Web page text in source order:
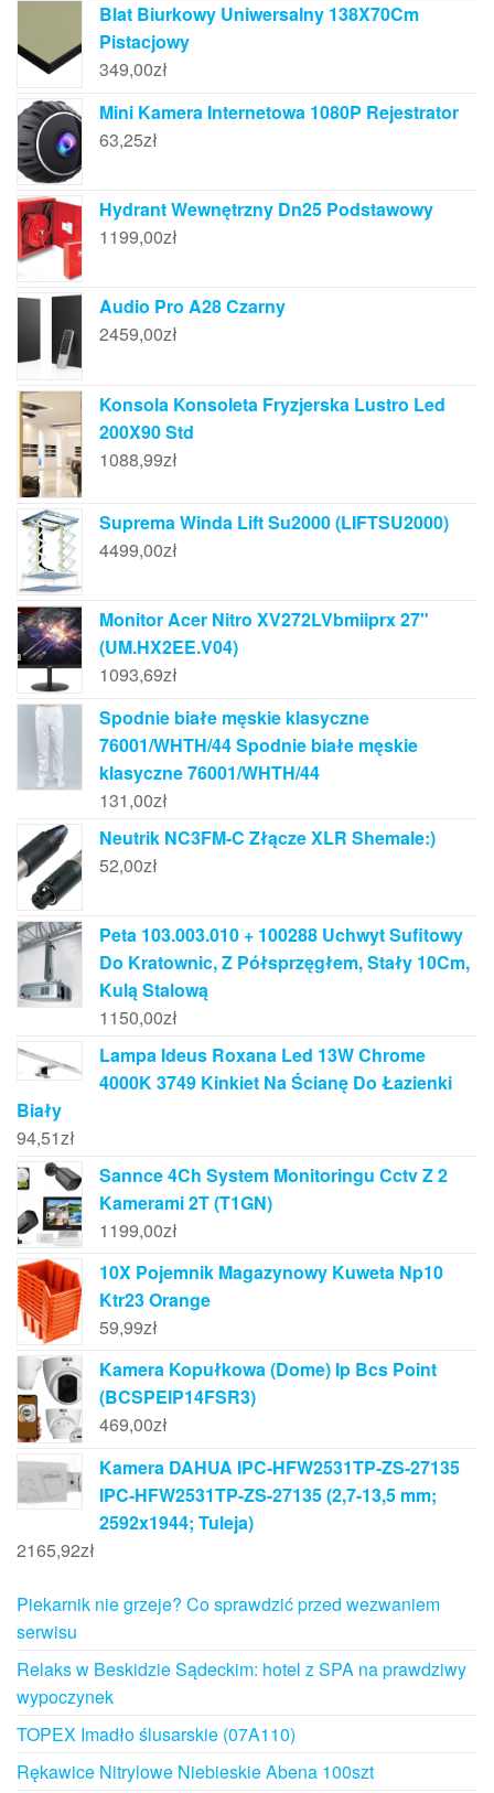
Blat Biurkowy Uniwersalny 138X70Cm
Pistacjowy
349,00zł
Mini Kamera Internetowa 1080P Rejestrator
63,25zł
Hydrant Wewnętrzny Dn25 Podstawowy
1199,00zł
Audio Pro A28 Czarny
2459,00zł
Konsola Konsoleta Fryzjerska Lustro Led
200X90 Std
1088,99zł
Suprema Winda Lift Su2000 (LIFTSU2000)
4499,00zł
Monitor Acer Nitro XV272LVbmiiprx 27"
(UM.HX2EE.V04)
1093,69zł
Spodnie białe męskie klasyczne
76001/WHTH/44 Spodnie białe męskie
klasyczne 76001/WHTH/44
131,00zł
Neutrik NC3FM-C Złącze XLR Shemale:)
52,00zł
Peta 103.003.010 + 100288 Uchwyt Sufitowy
Do Kratownic, Z Półsprzęgłem, Stały 10Cm,
Kulą Stalową
1150,00zł
Lampa Ideus Roxana Led 13W Chrome
4000K 3749 Kinkiet Na Ścianę Do Łazienki
Biały
94,51zł
Sannce 4Ch System Monitoringu Cctv Z 2
Kamerami 2T (T1GN)
1199,00zł
10X Pojemnik Magazynowy Kuweta Np10
Ktr23 Orange
59,99zł
Kamera Kopułkowa (Dome) Ip Bcs Point
(BCSPEIP14FSR3)
469,00zł
Kamera DAHUA IPC-HFW2531TP-ZS-27135
IPC-HFW2531TP-ZS-27135 (2,7-13,5 mm;
2592x1944; Tuleja)
2165,92zł
Piekarnik nie grzeje? Co sprawdzić przed wezwaniem
serwisu
Relaks w Beskidzie Sądeckim: hotel z SPA na prawdziwy
wypoczynek
TOPEX Imadło ślusarskie (07A110)
Rękawice Nitrylowe Niebieskie Abena 100szt